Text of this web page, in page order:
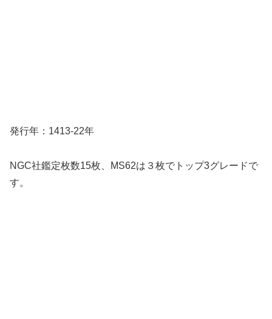
発行年：1413-22年
NGC社鑑定枚数15枚、MS62は３枚でトップ3グレードで
す。